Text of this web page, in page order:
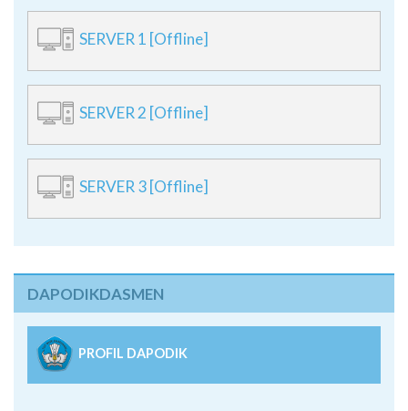
SERVER 1 [Offline]
SERVER 2 [Offline]
SERVER 3 [Offline]
DAPODIKDASMEN
PROFIL DAPODIK